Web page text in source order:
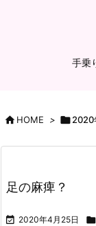
手乗
HOME > 2020
足の麻痺？
 2020年4月25日 